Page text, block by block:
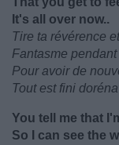
It's all over now..
Tire ta révérence
Fantasme
Pour avoir de
Tout est fini
You tell me that
So I can see the